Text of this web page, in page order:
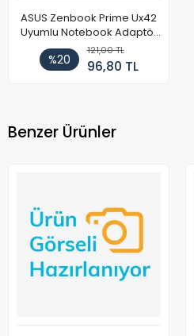
ASUS Zenbook Prime Ux42
Uyumlu Notebook Adaptör
DC Power Kablosu
%20
121,00 TL
96,80 TL
Benzer Ürünler